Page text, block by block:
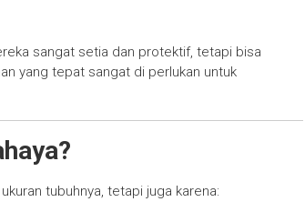
sangat setia dan protektif, tetapi bisa
yang tepat sangat di perlukan untuk
tubuhnya, tetapi juga karena: